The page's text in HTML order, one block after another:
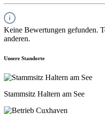
Keine Bewertungen gefunden.
anderen.
Unsere Standorte
Stammsitz Haltern am See